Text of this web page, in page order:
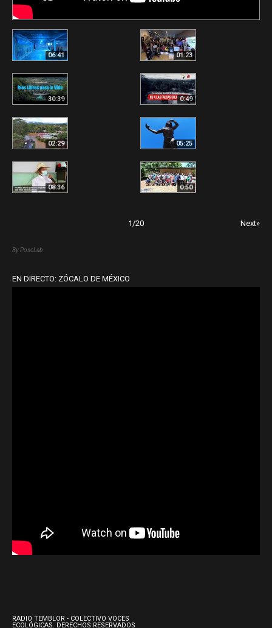
06:41 01:23
30:39 0:49
02:29 05:25
08:36 0:50
1/20 Next»
By PoseLab
EN DIRECTO: ZÓCALO DE MÉXICO
RADIO TEMBLOR - COLECTIVO VOCES
ECOLÓGICAS. DERECHOS RESERVADOS